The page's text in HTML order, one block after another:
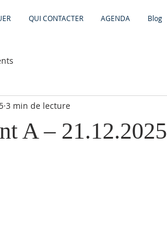
QUI CONTACTER AGENDA Blog
A – 21.12.2025
3 min de lecture